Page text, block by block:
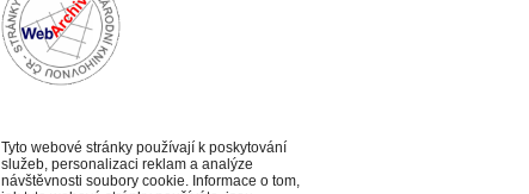
Tyto webové stránky používají k poskytování
služeb, personalizaci reklam a analýze
návštěvnosti soubory cookie. Informace o tom,